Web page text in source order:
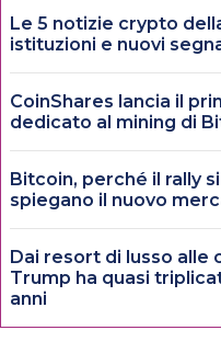
Le 5 notizie crypto
istituzioni e nuovi
CoinShares lancia il
dedicato al mining di
Bitcoin, perché il rally
spiegano il nuovo
Dai resort di lusso alle
Trump ha quasi
anni